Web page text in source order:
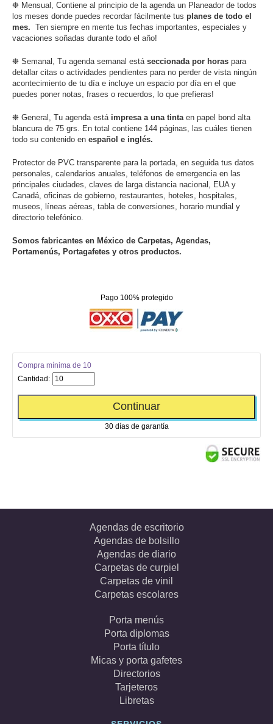
❉ Mensual, Contiene al principio de la agenda un Planeador de todos
los meses donde puedes recordar fácilmente tus planes de todo el
mes. Ten siempre en mente tus fechas importantes, especiales y
vacaciones soñadas durante todo el año!
❉ Semanal, Tu agenda semanal está seccionada por horas para
detallar citas o actividades pendientes para no perder de vista ningún
acontecimiento de tu día e incluye un espacio por día en el que
puedes poner notas, frases o recuerdos, lo que prefieras!
❉ General, Tu agenda está impresa a una tintaen papel bond alta
blancura de 75 grs. En total contiene 144 páginas, las cuáles tienen
todo su contenido en español e inglés.
Protector de PVC transparente para la portada, en seguida tus datos
personales, calendarios anuales, teléfonos de emergencia en las
principales ciudades, claves de larga distancia nacional, EUA y
Canadá, oficinas de gobierno, restaurantes, hoteles, hospitales,
museos, líneas aéreas, tabla de conversiones, horario mundial y
directorio telefónico.
Somos fabricantes en México de Carpetas, Agendas,
Portamenús, Portagafetes y otros productos.
Pago 100% protegido
Compra mínima de 10
Cantidad:
Continuar
30 días de garantía
Agendas de escritorio
Agendas de bolsillo
Agendas de diario
Carpetas de curpiel
Carpetas de vinil
Carpetas escolares
Porta menús
Porta diplomas
Porta título
Micas y porta gafetes
Directorios
Tarjeteros
Libretas